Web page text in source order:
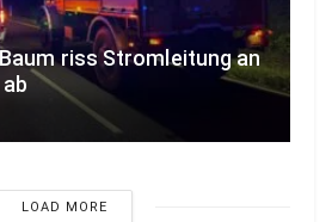
riss Stromleitung an
LOAD MORE